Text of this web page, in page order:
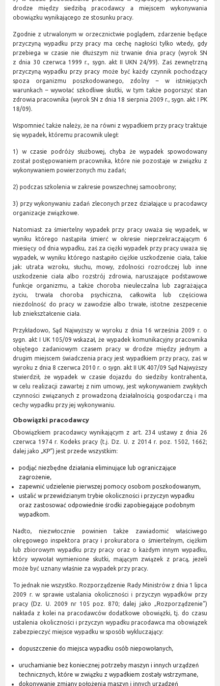
drodze między siedzibą pracodawcy a miejscem wykonywania
obowiązku wynikającego ze stosunku pracy.
Zgodnie z utrwalonym w orzecznictwie poglądem, zdarzenie będące
przyczyną wypadku przy pracy ma cechę nagłości tylko wtedy, gdy
przebiega w czasie nie dłuższym niż trwanie dnia pracy (wyrok SN
z dnia 30 czerwca 1999 r., sygn. akt II UKN 24/99). Zaś zewnętrzną
przyczyną wypadku przy pracy może być każdy czynnik pochodzący
spoza organizmu poszkodowanego, zdolny – w istniejących
warunkach – wywołać szkodliwe skutki, w tym także pogorszyć stan
zdrowia pracownika (wyrok SN z dnia 18 sierpnia 2009 r., sygn. akt I PK
18/09).
Wspomnieć także należy, że na równi z wypadkiem przy pracy traktuje
się wypadek, któremu pracownik uległ:
1) w czasie podróży służbowej, chyba że wypadek spowodowany
został postępowaniem pracownika, które nie pozostaje w związku z
wykonywaniem powierzonych mu zadań;
2) podczas szkolenia w zakresie powszechnej samoobrony;
3) przy wykonywaniu zadań zleconych przez działające u pracodawcy
organizacje związkowe.
Natomiast za śmiertelny wypadek przy pracy uważa się wypadek, w
wyniku którego nastąpiła śmierć w okresie nieprzekraczającym 6
miesięcy od dnia wypadku, zaś za ciężki wypadek przy pracy uważa się
wypadek, w wyniku którego nastąpiło ciężkie uszkodzenie ciała, takie
jak: utrata wzroku, słuchu, mowy, zdolności rozrodczej lub inne
uszkodzenie ciała albo rozstrój zdrowia, naruszające podstawowe
funkcje organizmu, a także choroba nieuleczalna lub zagrażająca
życiu, trwała choroba psychiczna, całkowita lub częściowa
niezdolność do pracy w zawodzie albo trwałe, istotne zeszpecenie
lub zniekształcenie ciała.
Przykładowo, Sąd Najwyższy w wyroku z dnia 16 września 2009 r. o
sygn. akt I UK 105/09 wskazał, że wypadek komunikacyjny pracownika
objętego zadaniowym czasem pracy w drodze między jednym a
drugim miejscem świadczenia pracy jest wypadkiem przy pracy, zaś w
wyroku z dnia 8 czerwca 2010 r. o sygn. akt II UK 407/09 Sąd Najwyższy
stwierdził, że wypadek w czasie dojazdu do siedziby kontrahenta,
w celu realizacji zawartej z nim umowy, jest wykonywaniem zwykłych
czynności związanych z prowadzoną działalnością gospodarczą i ma
cechy wypadku przy jej wykonywaniu.
Obowiązki pracodawcy
Obowiązkiem pracodawcy wynikającym z art. 234 ustawy z dnia 26
czerwca 1974 r. Kodeks pracy (t.j. Dz. U. z 2014 r. poz. 1502, 1662;
dalej jako „KP”) jest przede wszystkim:
podjąć niezbędne działania eliminujące lub ograniczające
zagrożenie,
zapewnić udzielenie pierwszej pomocy osobom poszkodowanym,
ustalić w przewidzianym trybie okoliczności i przyczyn wypadku
oraz zastosować odpowiednie środki zapobiegające podobnym
wypadkom.
Nadto, niezwłocznie powinien także zawiadomić właściwego
okręgowego inspektora pracy i prokuratora o śmiertelnym, ciężkim
lub zbiorowym wypadku przy pracy oraz o każdym innym wypadku,
który wywołał wymienione skutki, mającym związek z pracą, jeżeli
może być uznany właśnie za wypadek przy pracy.
To jednak nie wszystko. Rozporządzenie Rady Ministrów z dnia 1 lipca
2009 r. w sprawie ustalania okoliczności i przyczyn wypadków przy
pracy (Dz. U. 2009 nr 105 poz. 870; dalej jako „Rozporządzenie”)
nakłada z kolei na pracodawców dodatkowe obowiązki, tj. do czasu
ustalenia okoliczności i przyczyn wypadku pracodawca ma obowiązek
zabezpieczyć miejsce wypadku w sposób wykluczający:
dopuszczenie do miejsca wypadku osób niepowołanych,
uruchamianie bez koniecznej potrzeby maszyn i innych urządzeń
technicznych, które w związku z wypadkiem zostały wstrzymane,
dokonywanie zmiany położenia maszyn i innych urządzeń